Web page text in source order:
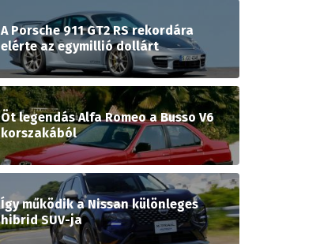
A Porsche 911 GT2 RS rekordára
elérte az egymillió dollárt
Öt legendás Alfa Romeo a Busso V6
korszakából
Így működik a Nissan különleges
hibrid SUV-ja